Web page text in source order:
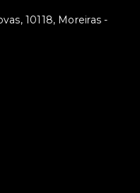
10118, Moreiras -